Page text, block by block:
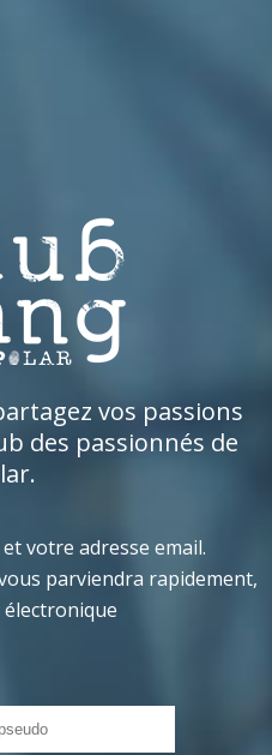
vos passions
des passionnés de
votre adresse email.
parviendra rapidement,